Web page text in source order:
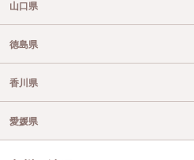
山口県
徳島県
香川県
愛媛県